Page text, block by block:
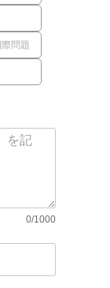
問題
0/1000